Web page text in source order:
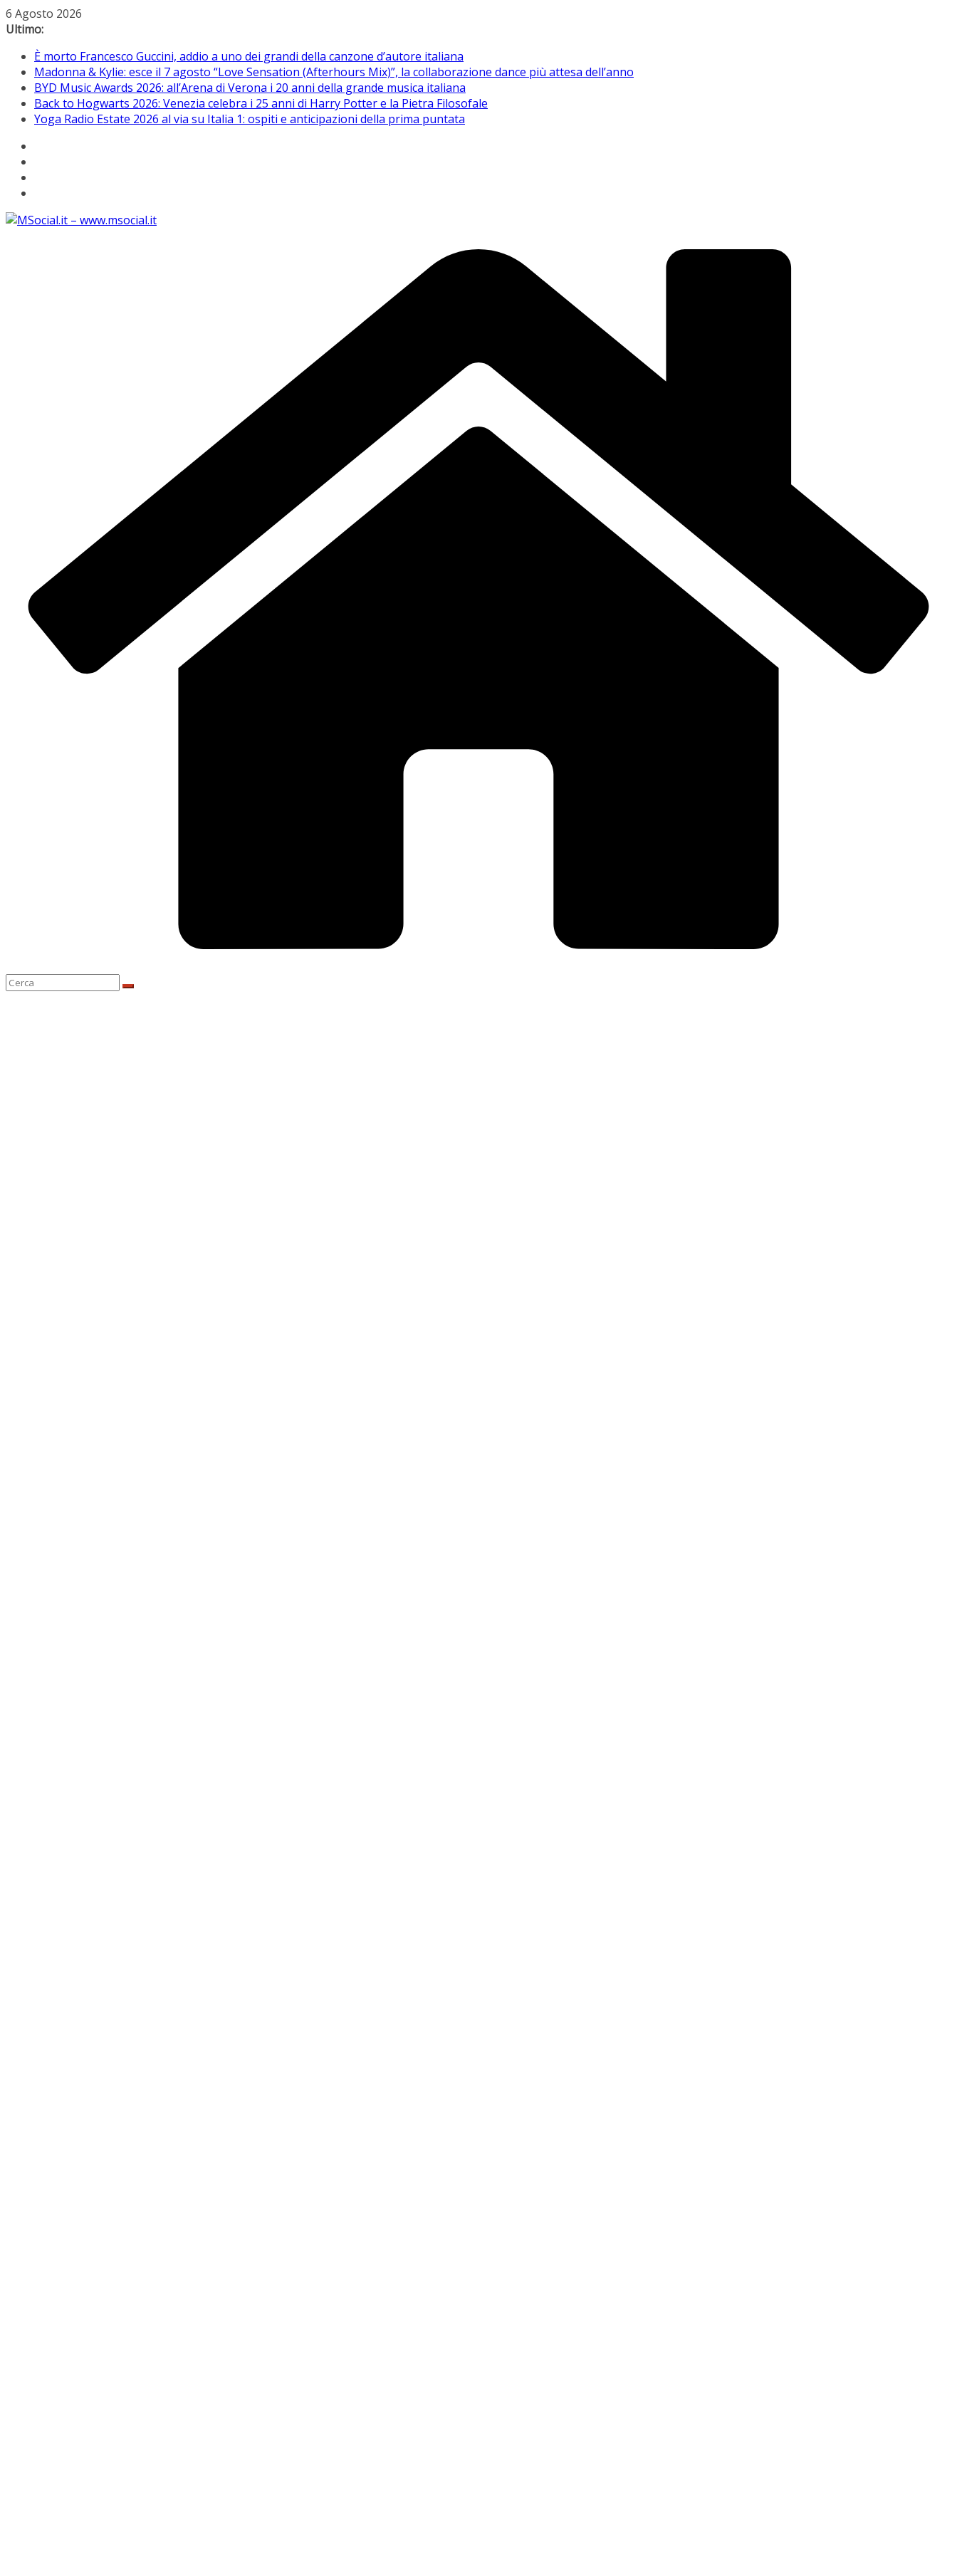
Salta
al
6 Agosto 2026
Ultimo:
È morto Francesco Guccini, addio a uno dei grandi della canzone d’autore italiana
Madonna & Kylie: esce il 7 agosto “Love Sensation (Afterhours Mix)”, la collaborazione dance più attesa dell’anno
BYD Music Awards 2026: all’Arena di Verona i 20 anni della grande musica italiana
Back to Hogwarts 2026: Venezia celebra i 25 anni di Harry Potter e la Pietra Filosofale
Yoga Radio Estate 2026 al via su Italia 1: ospiti e anticipazioni della prima puntata